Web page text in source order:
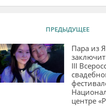
ПРЕДЫДУЩЕЕ
Пара из
III
центре